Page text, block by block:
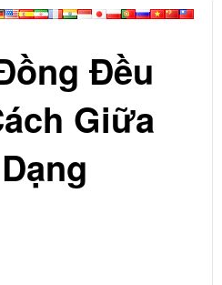
Đều
Giữa